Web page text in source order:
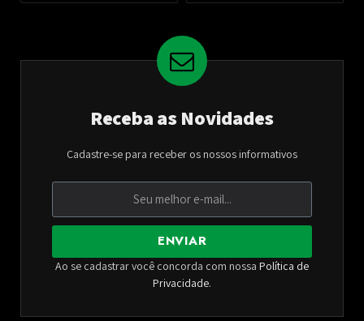
Receba as Novidades
Cadastre-se para receber os nossos informativos
ENVIAR
Ao se cadastrar você concorda com nossa Política de
Privacidade.